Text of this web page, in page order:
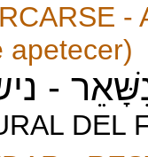
-
apetecer)
-
DEL